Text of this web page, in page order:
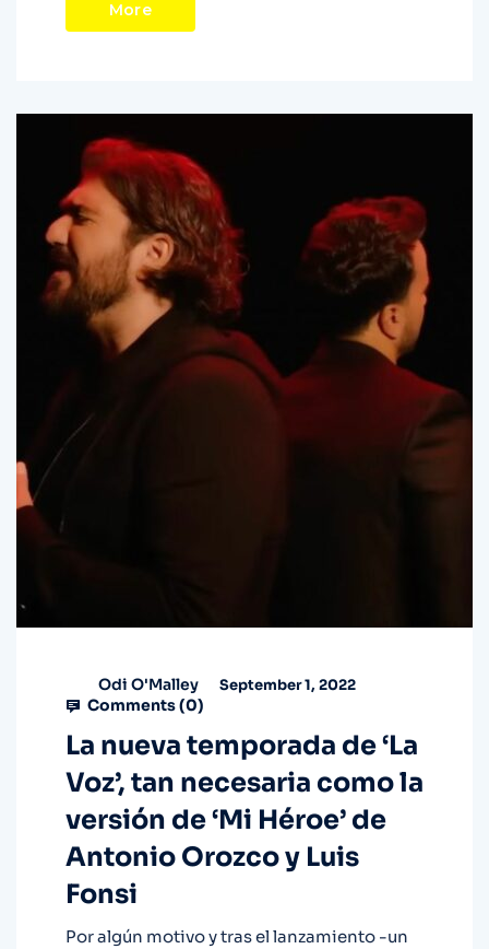
More
Odi O'Malley September 1, 2022
Comments (0)
La nueva temporada de ‘La
Voz’, tan necesaria como la
versión de ‘Mi Héroe’ de
Antonio Orozco y Luis
Fonsi
Por algún motivo y tras el lanzamiento -un